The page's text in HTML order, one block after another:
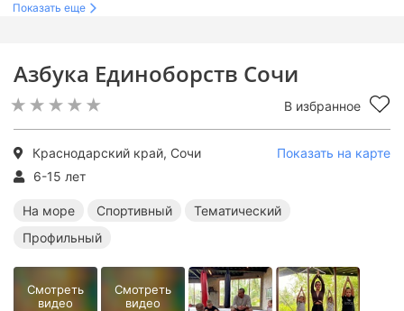
Азбука Единоборств Сочи
В избранное
Краснодарский край, Сочи
Показать на карте
6-15 лет
На море Спортивный
Тематический
Профильный
Смотреть
видео
Смотреть
видео
Детские лагеря в Сочи
Спортивные лагеря в Краснодарском крае
Тематические лагеря в Краснодарском крае
Спортивные лагеря в Сочи
Лагеря с бассейном в Сочи Спортивные лагеря на море
Тематические лагеря на море
Показать еще